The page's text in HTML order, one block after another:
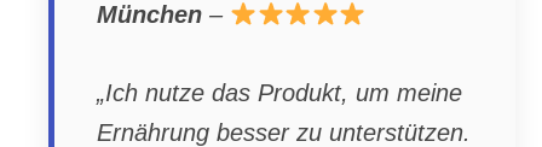
München –
„Ich nutze das Produkt, um meine
Ernährung besser zu unterstützen.